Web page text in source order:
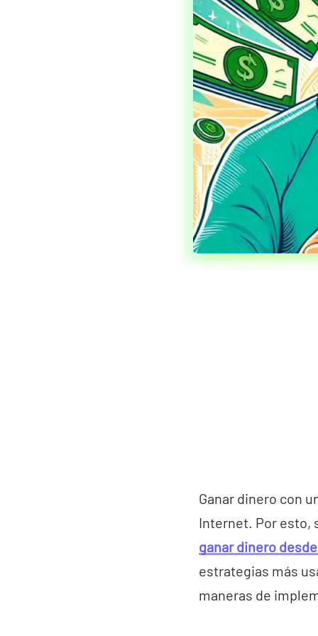
Ganar dinero con
Internet. Por esto,
ganar dinero
estrategias más
maneras de